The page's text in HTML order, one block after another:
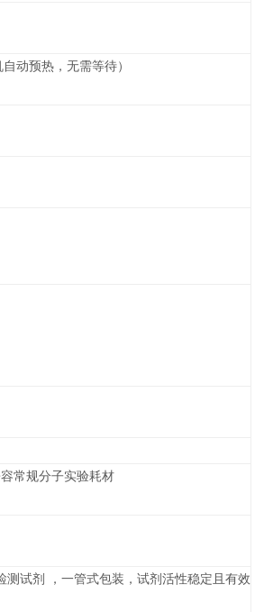
动预热，无需等待）
常规分子实验耗材
测试剂 ，一管式包装，试剂活性稳定且有效